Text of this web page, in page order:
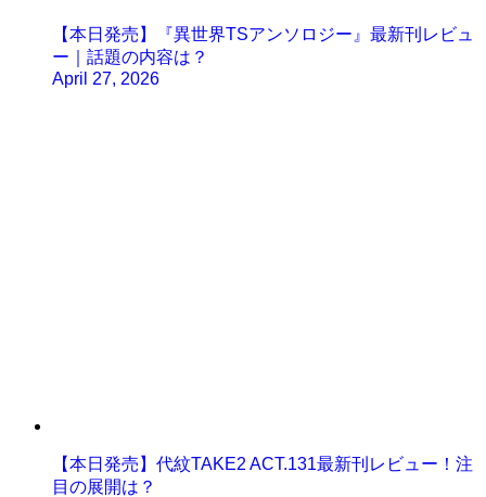
【本日発売】『異世界TSアンソロジー』最新刊レビュ
ー｜話題の内容は？
April 27, 2026
【本日発売】代紋TAKE2 ACT.131最新刊レビュー！注
目の展開は？